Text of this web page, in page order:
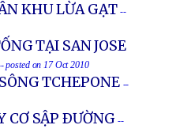
KHU LỪA GẠT --
TẠI SAN JOSE
posted on 17 Oct 2010
TCHEPONE --
CƠ SẬP ÐƯỜNG --